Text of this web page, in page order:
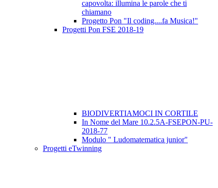
capovolta: illumina le parole che ti
chiamano
Progetto Pon "Il coding....fa Musica!"
Progetti Pon FSE 2018-19
BIODIVERTIAMOCI IN CORTILE
In Nome del Mare 10.2.5A-FSEPON-PU-
2018-77
Modulo " Ludomatematica junior"
Progetti eTwinning